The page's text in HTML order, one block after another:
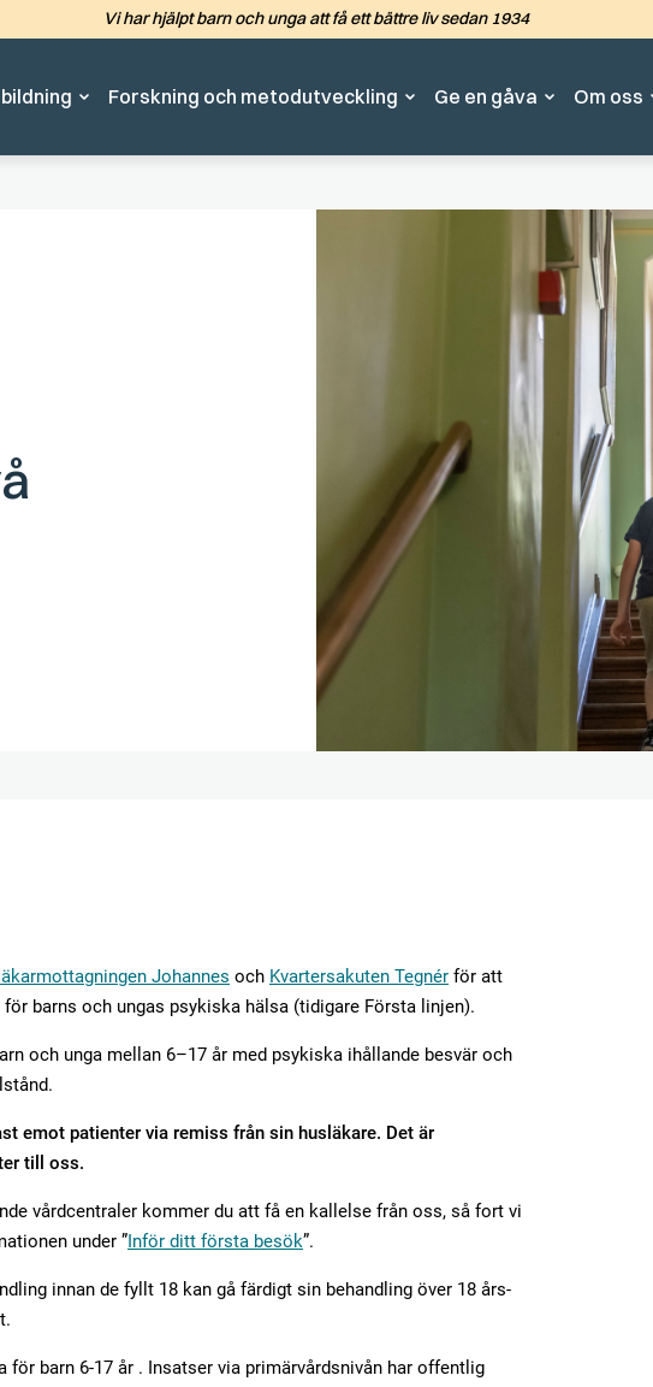
Hoppa till det huvudsakliga innehållet.
Vi har hjälpt barn och unga att få ett bättre liv sedan 1934
Forskning och metodutveckling Ge en gåva Om oss
Johannes och Kvartersakuten Tegnér för att
barns och ungas psykiska hälsa (tidigare Första linjen).
och unga mellan 6–17 år med psykiska ihållande besvär och
emot patienter via remiss från sin husläkare. Det är
till oss.
vårdcentraler kommer du att få en kallelse från oss, så fort vi
under ”Inför ditt första besök”.
innan de fyllt 18 kan gå färdigt sin behandling över 18 års-
barn 6-17 år . Insatser via primärvårdsnivån har offentlig